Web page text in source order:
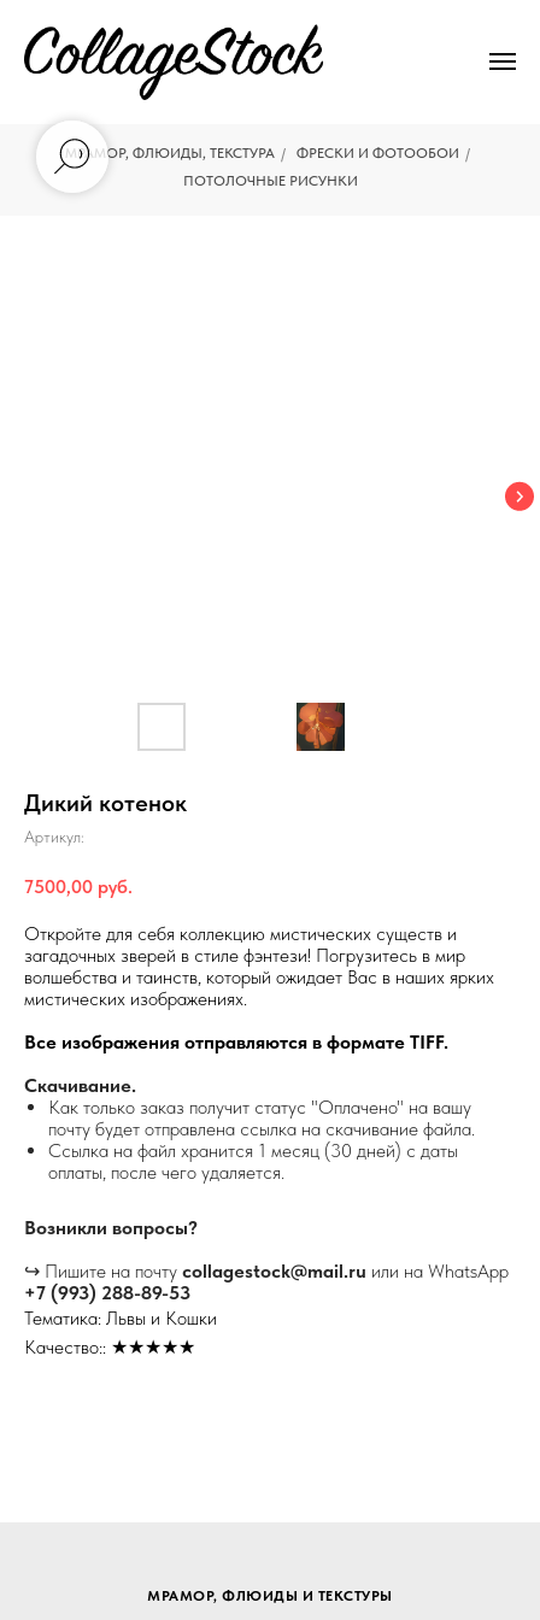
МРАМОР, ФЛЮИДЫ, ТЕКСТУРА / ФРЕСКИ И ФОТООБОИ /
ПОТОЛОЧНЫЕ РИСУНКИ
Дикий котенок
Артикул:
7500,00 руб.
Откройте для себя коллекцию мистических существ и
загадочных зверей в стиле фэнтези! Погрузитесь в мир
волшебства и таинств, который ожидает Вас в наших ярких
мистических изображениях.
Все изображения отправляются в формате TIFF.
Скачивание.
Как только заказ получит статус "Оплачено" на вашу
почту будет отправлена ссылка на скачивание файла.
Ссылка на файл хранится 1 месяц (30 дней) с даты
оплаты, после чего удаляется.
Возникли вопросы?
↪ Пишите на почту collagestock@mail.ru или на WhatsApp
+7 (993) 288-89-53
Тематика: Львы и Кошки
Качество:: ★★★★★
МРАМОР, ФЛЮИДЫ И ТЕКСТУРЫ